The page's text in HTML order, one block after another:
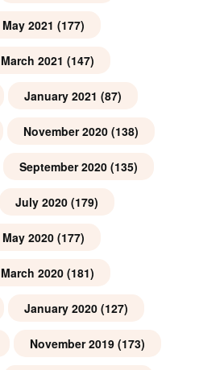
May 2021 (177)
March 2021 (147)
January 2021 (87)
November 2020 (138)
September 2020 (135)
July 2020 (179)
May 2020 (177)
March 2020 (181)
January 2020 (127)
November 2019 (173)